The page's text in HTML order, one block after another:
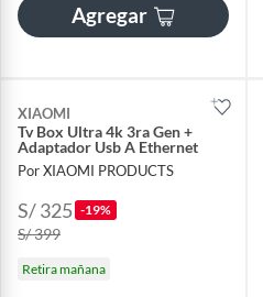
Agregar
XIAOMI
Tv Box Ultra 4k 3ra Gen +
Adaptador Usb A Ethernet
Por XIAOMI PRODUCTS
S/ 325 -19%
S/ 399
Retira mañana